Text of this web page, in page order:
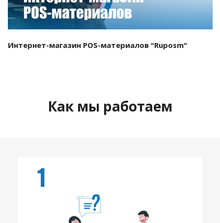
Интернет-магазин POS-материалов "Ruposm"
Как мы работаем
1